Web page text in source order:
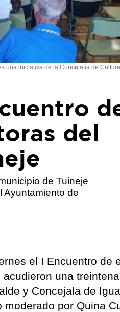
una iniciativa de la Concejalía de
del
de Tuineje
Ayuntamiento de
el I Encuentro de
una
y Concejala de
por Quina